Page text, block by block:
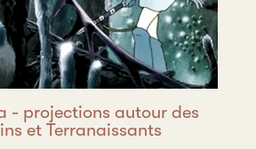
- projections autour des
et Terranaissants